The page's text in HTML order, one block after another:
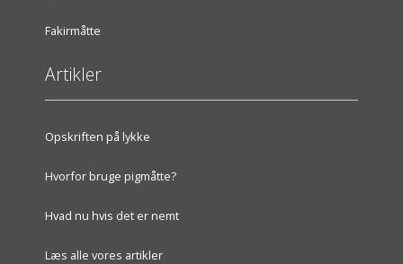
Fakirmåtte
Artikler
Opskriften på lykke
Hvorfor bruge pigmåtte?
Hvad nu hvis det er nemt
Læs alle vores artikler